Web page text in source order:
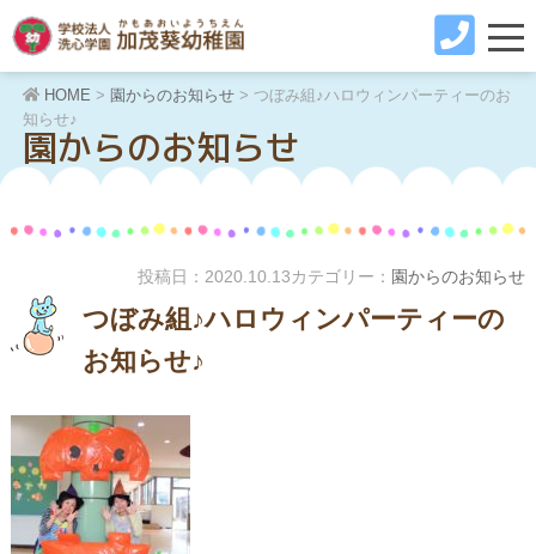
園からのお知らせ
HOME > 園からのお知らせ> つぼみ組♪ハロウィンパーティーのお
知らせ♪
投稿日： 2020.10.13カテゴリー： 園からのお知らせ
つぼみ組♪ハロウィンパーティーの
お知らせ♪